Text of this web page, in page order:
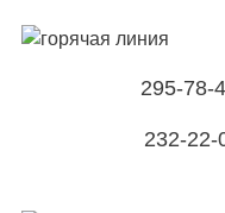
295-78-
232-22-